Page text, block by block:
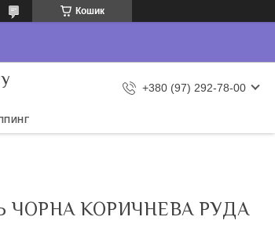
Кошик
+380 (97) 292-78-00
ЧОРНА КОРИЧНЕВА РУДА